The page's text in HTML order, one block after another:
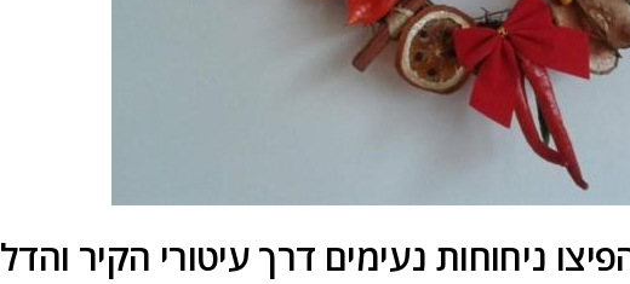
ניחוחות נעימים דרך עיטורי הקיר